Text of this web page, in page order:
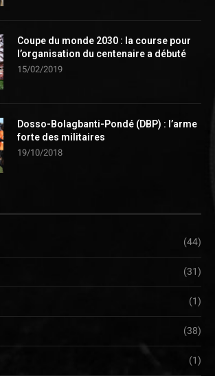
Coupe du monde 2030 : la course pour
l’organisation du centenaire a débuté
15/02/2019
Dosso-Bolagbanti-Pondé (DBP) : l’arme
forte des militaires
19/10/2018
(44)
(31)
(1)
(38)
(1)